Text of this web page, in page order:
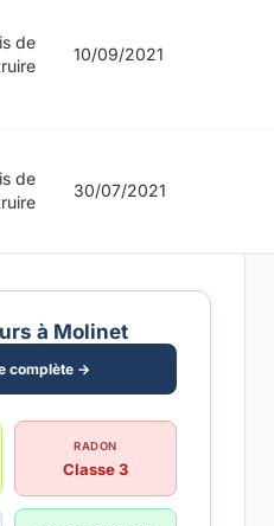
de
10/09/2021
de
30/07/2021
à Molinet
complète →
RADON
Classe 3